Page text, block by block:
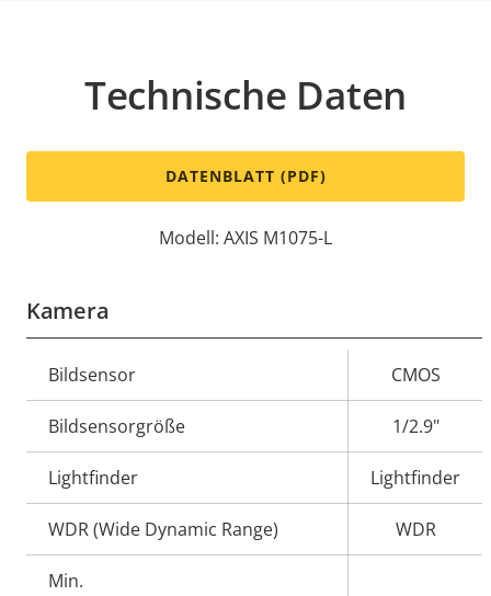
Technische Daten
DATENBLATT (PDF)
Modell: AXIS M1075-L
Kamera
Eigentumsbeschreibung Eigentumswert
Bildsensor CMOS
Bildsensorgröße 1/2.9"
Lightfinder Lightfinder
WDR (Wide Dynamic Range) WDR
Min.